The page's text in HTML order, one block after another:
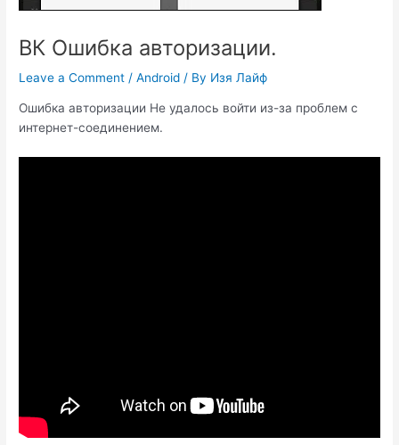
ВК Ошибка авторизации.
Leave a Comment /Android / By Изя Лайф
Ошибка авторизации Не удалось войти из-за проблем с
интернет-соединением.